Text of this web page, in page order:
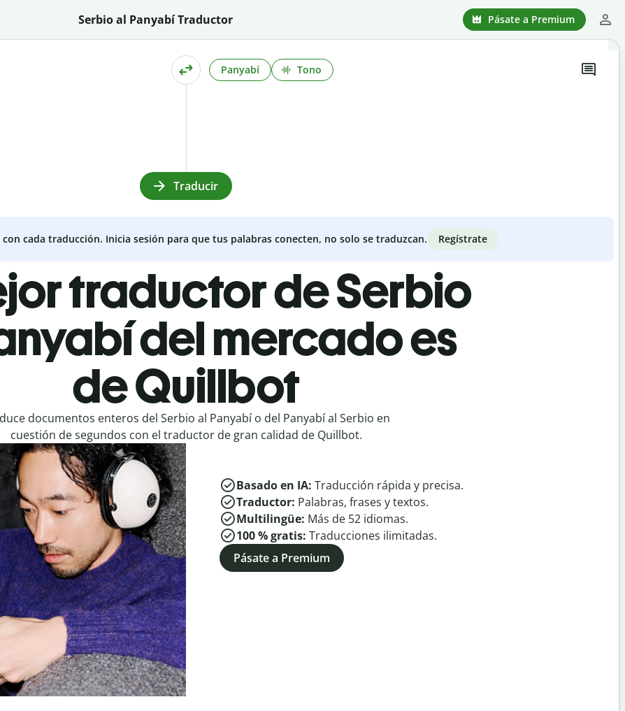
Serbio al Panyabí Traductor Pásate a Premium
Panyabí Tono
Traducir
cada traducción. Inicia sesión para que tus palabras conecten, no solo se traduzcan. Regístrate
traductor de Serbio
del mercado es
de Quillbot
documentos enteros del Serbio al Panyabí o del Panyabí al Serbio en
cuestión de segundos con el traductor de gran calidad de Quillbot.
Basado en IA: Traducción rápida y precisa.
Traductor: Palabras, frases y textos.
Multilingüe: Más de 52 idiomas.
100 % gratis: Traducciones ilimitadas.
Pásate a Premium